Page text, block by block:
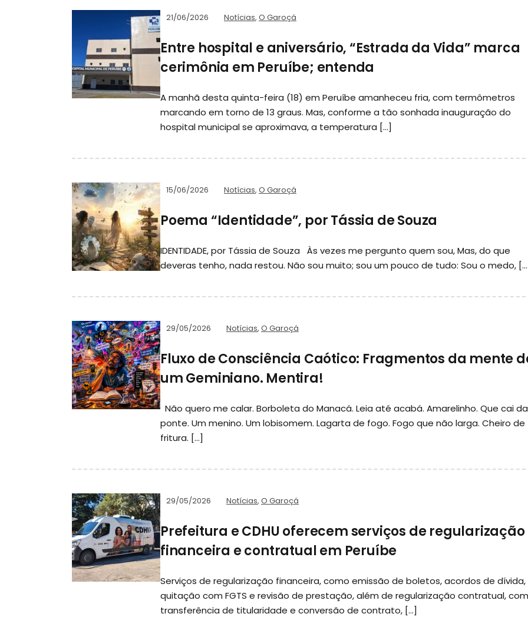
21/06/2026 Notícias, O Garoçá
Entre hospital e aniversário, “Estrada da Vida” marca
cerimônia em Peruíbe; entenda
A manhã desta quinta-feira (18) em Peruíbe amanheceu fria, com termômetros
marcando em torno de 13 graus. Mas, conforme a tão sonhada inauguração do
hospital municipal se aproximava, a temperatura […]
15/06/2026 Notícias, O Garoçá
Poema “Identidade”, por Tássia de Souza
IDENTIDADE, por Tássia de Souza Às vezes me pergunto quem sou, Mas, do que
deveras tenho, nada restou. Não sou muito; sou um pouco de tudo: Sou o medo,
29/05/2026 Notícias, O Garoçá
Fluxo de Consciência Caótico: Fragmentos da mente
um Geminiano. Mentira!
Não quero me calar. Borboleta do Manacá. Leia até acabá. Amarelinho. Que cai da
ponte. Um menino. Um lobisomem. Lagarta de fogo. Fogo que não larga. Cheiro de
fritura. […]
29/05/2026 Notícias, O Garoçá
Prefeitura e CDHU oferecem serviços de regularização
financeira e contratual em Peruíbe
Serviços de regularização financeira, como emissão de boletos, acordos de dívida,
quitação com FGTS e revisão de prestação, além de regularização contratual,
transferência de titularidade e conversão de contrato, […]